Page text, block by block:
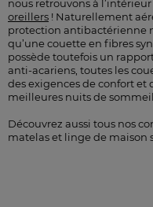
nous retrouvons à
oreillers ! Naturellement
protection antibactérienne
qu’une couette en fibres
possède toutefois un
anti-acariens, toutes les
des exigences de confort
meilleures nuits de
Découvrez aussi tous nos
matelas et linge de maison